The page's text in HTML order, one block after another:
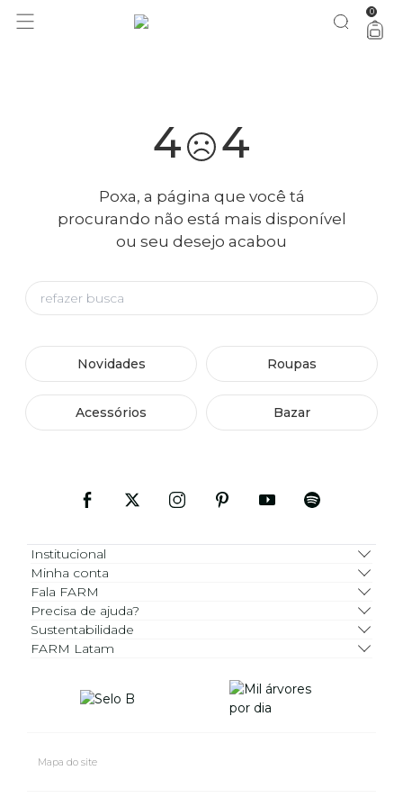
você merece 30% OFF pra comemorar com a gente aproveita! 0
4 4
Poxa, a página que você tá
procurando não está mais disponível
ou seu desejo acabou
Novidades Roupas
Acessórios Bazar
Institucional
Minha conta
Fala FARM
Precisa de ajuda?
Sustentabilidade
FARM Latam
Mapa do site